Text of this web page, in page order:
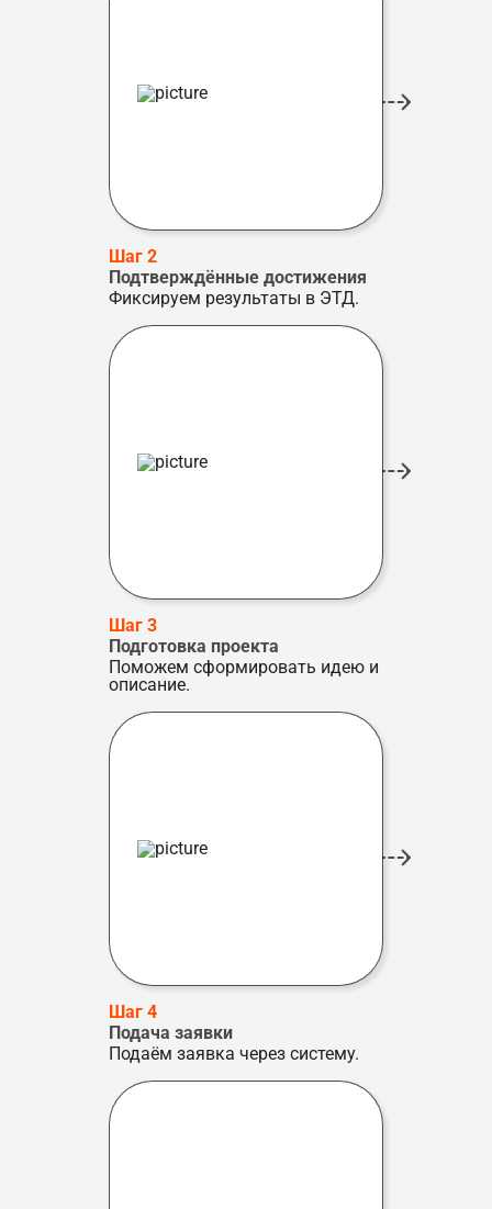
Шаг 2
Подтверждённые достижения
Фиксируем результаты в ЭТД.
Шаг 3
Подготовка проекта
Поможем сформировать идею и
описание.
Шаг 4
Подача заявки
Подаём заявка через систему.